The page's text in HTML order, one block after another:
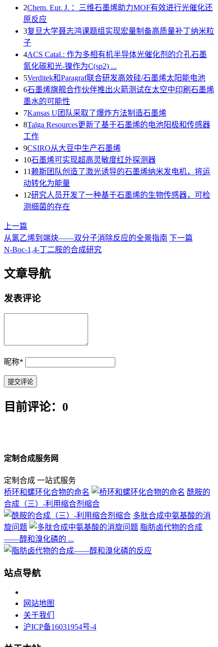
2Chem. Eur. J. ：三维石墨烯助力MOF有效进行光催化还
原反应
3复旦大学聂志鸿课题组实现宏量制备高质量补丁纳米粒
子
4ACS Catal.: 作为多相有机半导体光催化剂的介孔石墨
氮化碳和光-镍作为C(sp2) ...
5Verditek和Paragraf联合研发高效硅/石墨烯太阳能电池
6石墨烯旗舰合作伙伴推出火箭测试在太空中印刷石墨烯
墨水的可能性
7Kansas U团队采取了爆炸方法制造石墨烯
8Talga Resources更新了基于石墨烯的电池阳极和传感器
工作
9CSIRO从大豆中生产石墨烯
10石墨烯可实现超高灵敏度红外探测器
11赖斯团队创造了激光诱导的石墨烯纳米发电机，将运
动转化为能量
12研究人员开发了一种基于石墨烯的生物传感器，可检
测细菌的存在
上一篇
从氯乙烯到端炔——双分子消除反应的全景指南 下一篇
N-Boc-1,4-丁二胺的合成研究
文章导航
发表评论
昵称*
目前评论：0
定制合成服务网
定制合成 一站式服务
桥环和螺环化合物的命名
酰胺的
合成（三）-利用缩合剂缩合
多肽合成中氨基酸的消
旋问题
脂肪卤代物的合成
——醇和溴化磷的 ...
站点导航
网站地图
关于我们
沪ICP备16031954号-4